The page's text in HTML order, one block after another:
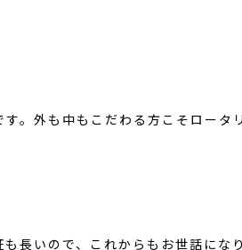
。外も中もこだわる方こそロータ
長いので、これからもお世話になり